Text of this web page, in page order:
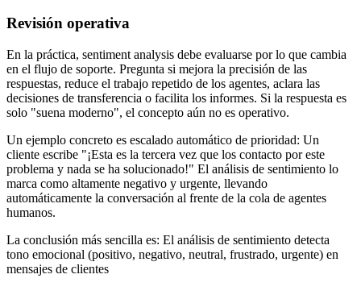
Revisión operativa
En la práctica, sentiment analysis debe evaluarse por lo que cambia
en el flujo de soporte. Pregunta si mejora la precisión de las
respuestas, reduce el trabajo repetido de los agentes, aclara las
decisiones de transferencia o facilita los informes. Si la respuesta es
solo "suena moderno", el concepto aún no es operativo.
Un ejemplo concreto es escalado automático de prioridad: Un
cliente escribe "¡Esta es la tercera vez que los contacto por este
problema y nada se ha solucionado!" El análisis de sentimiento lo
marca como altamente negativo y urgente, llevando
automáticamente la conversación al frente de la cola de agentes
humanos.
La conclusión más sencilla es: El análisis de sentimiento detecta
tono emocional (positivo, negativo, neutral, frustrado, urgente) en
mensajes de clientes